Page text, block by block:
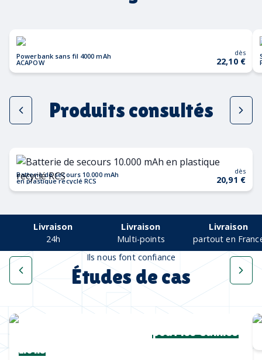
Powerbank sans fil 4000 mAh
ACAPOW
dès
22,10 €
Produits consultés
Batterie de secours 10.000 mAh
en plastique recyclé RCS
dès
20,91 €
Livraison
24h
Livraison
Multi-points
Livraison
partout en
Ils nous font confiance
Études de cas
Une collection complètepour les Cannes
Lions